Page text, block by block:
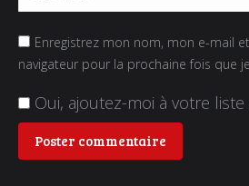
Enregistrez mon nom, mon e-mail
navigateur pour la prochaine fois que
Oui, ajoutez-moi à votre
Poster commentaire